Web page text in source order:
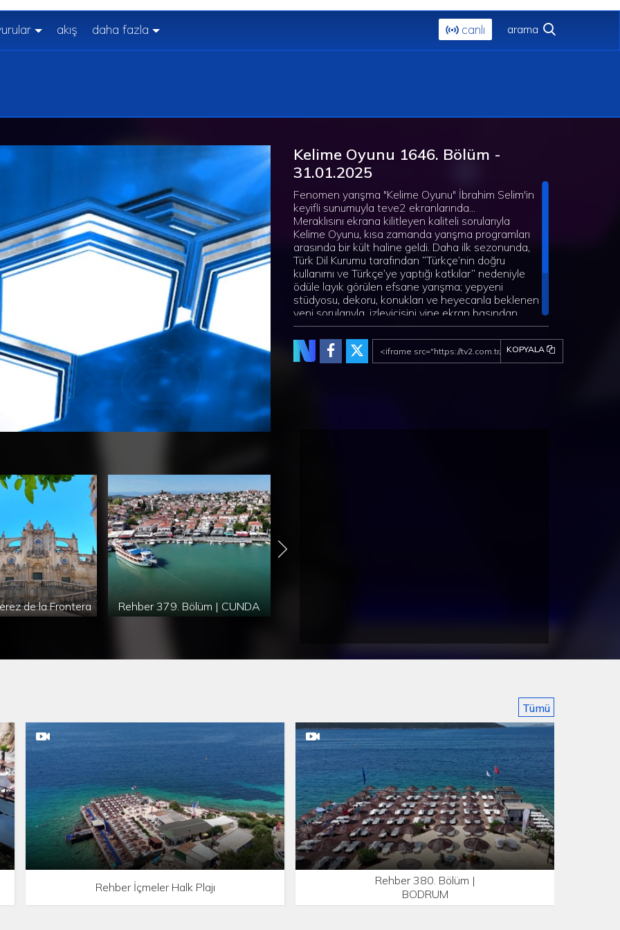
akış daha fazla canlı
de la Frontera Rehber 379. Bölüm | CUNDA
Kelime Oyunu 1646. Bölüm -
31.01.2025
Fenomen yarışma "Kelime Oyunu" İbrahim Selim'in
keyifli sunumuyla teve2 ekranlarında...
Meraklısını ekrana kilitleyen kaliteli sorularıyla
Kelime Oyunu, kısa zamanda yarışma programları
arasında bir kült haline geldi. Daha ilk sezonunda,
Türk Dil Kurumu tarafından ‘’Türkçe’nin doğru
kullanımı ve Türkçe’ye yaptığı katkılar’’ nedeniyle
ödüle layık görülen efsane yarışma; yepyeni
stüdyosu, dekoru, konukları ve heyecanla beklenen
yeni sorularıyla, izleyicisini yine ekran başından
tahminler yürütmeye, heyecanlanıp sevinmeye
davet ediyor. Fenomen yarışma Kelime Oyunu,
teve2 ekranlarında...
KOPYALA
Rehber İçmeler Halk Plajı
Rehber 380. Bölüm |
BODRUM
Tümü